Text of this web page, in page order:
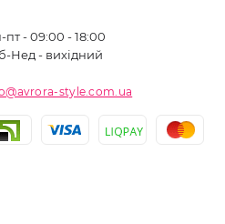
пт - 09:00 - 18:00
Нед - вихідний
style.com.ua